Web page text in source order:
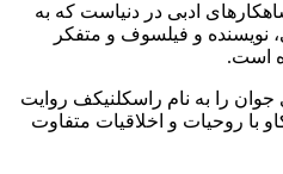
ادبی در دنیاست که به
نویسنده و فیلسوف و متفکر
است.
جوان را به نام راسکلنیکف روایت
با روحیات و اخلاقیات متفاوت